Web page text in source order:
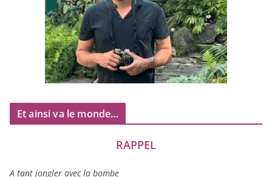
Et ainsi va le monde…
RAPPEL
A tant jon­gler avec la bombe